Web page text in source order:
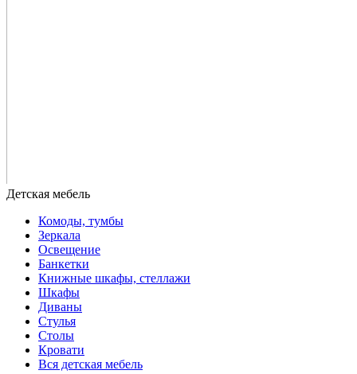
Комоды, тумбы
Зеркала
Освещение
Банкетки
Книжные шкафы, стеллажи
Шкафы
Диваны
Стулья
Столы
Кровати